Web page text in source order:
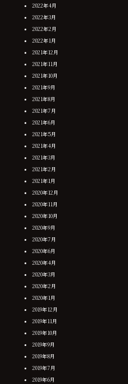
2022年4月
2022年3月
2022年2月
2022年1月
2021年12月
2021年11月
2021年10月
2021年9月
2021年8月
2021年7月
2021年6月
2021年5月
2021年4月
2021年3月
2021年2月
2021年1月
2020年12月
2020年11月
2020年10月
2020年9月
2020年7月
2020年6月
2020年4月
2020年3月
2020年2月
2020年1月
2019年12月
2019年11月
2019年10月
2019年9月
2019年8月
2019年7月
2019年6月